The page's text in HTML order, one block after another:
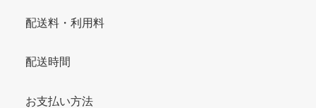
配送料・利用料
配送時間
お支払い方法